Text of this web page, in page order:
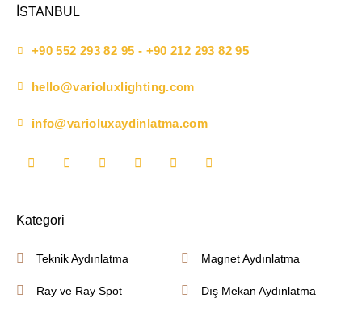
İSTANBUL
+90 552 293 82 95 - +90 212 293 82 95
hello@varioluxlighting.com
info@varioluxaydinlatma.com
Kategori
Teknik Aydınlatma
Ray ve Ray Spot
Magnet Aydınlatma
Dış Mekan Aydınlatma